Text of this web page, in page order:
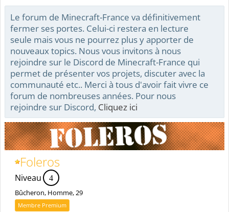
Le forum de Minecraft-France va définitivement
fermer ses portes. Celui-ci restera en lecture
seule mais vous ne pourrez plus y apporter de
nouveaux topics. Nous vous invitons à nous
rejoindre sur le Discord de Minecraft-France qui
permet de présenter vos projets, discuter avec la
communauté etc.. Merci à tous d'avoir fait vivre ce
forum de nombreuses années. Pour nous
rejoindre sur Discord, Cliquez ici
Foleros
Niveau 4
Bûcheron, Homme, 29
Membre Premium